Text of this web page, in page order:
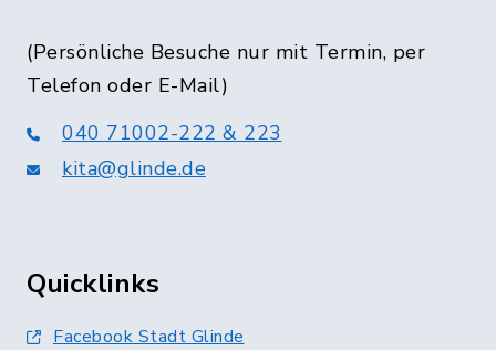
(Persönliche Besuche nur mit Termin, per
Telefon oder E-Mail)
040 71002-222 & 223
kita@glinde.de
Quicklinks
Facebook Stadt Glinde